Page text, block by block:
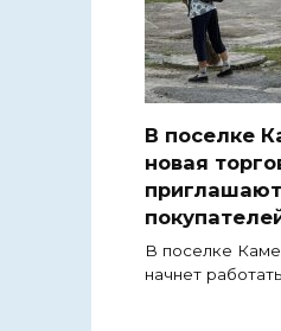
В поселке
новая
В поселке
начнет работать